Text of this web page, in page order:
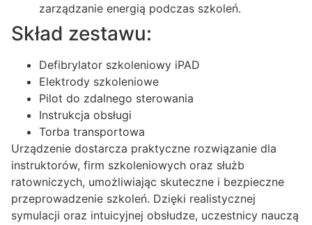
zarządzanie energią podczas szkoleń.
Skład zestawu:
Defibrylator szkoleniowy iPAD
Elektrody szkoleniowe
Pilot do zdalnego sterowania
Instrukcja obsługi
Torba transportowa
Urządzenie dostarcza praktyczne rozwiązanie dla
instruktorów, firm szkoleniowych oraz służb
ratowniczych, umożliwiając skuteczne i bezpieczne
przeprowadzenie szkoleń. Dzięki realistycznej
symulacji oraz intuicyjnej obsłudze, uczestnicy nauczą